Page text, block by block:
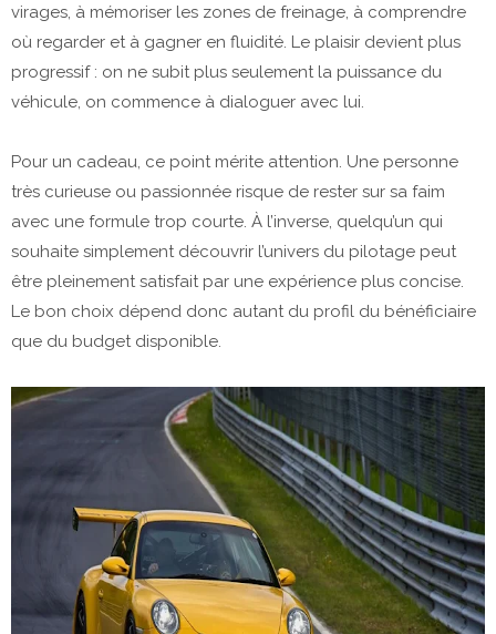
virages, à mémoriser les zones de freinage, à comprendre
où regarder et à gagner en fluidité. Le plaisir devient plus
progressif : on ne subit plus seulement la puissance du
véhicule, on commence à dialoguer avec lui.
Pour un cadeau, ce point mérite attention. Une personne
très curieuse ou passionnée risque de rester sur sa faim
avec une formule trop courte. À l’inverse, quelqu’un qui
souhaite simplement découvrir l’univers du pilotage peut
être pleinement satisfait par une expérience plus concise.
Le bon choix dépend donc autant du profil du bénéficiaire
que du budget disponible.